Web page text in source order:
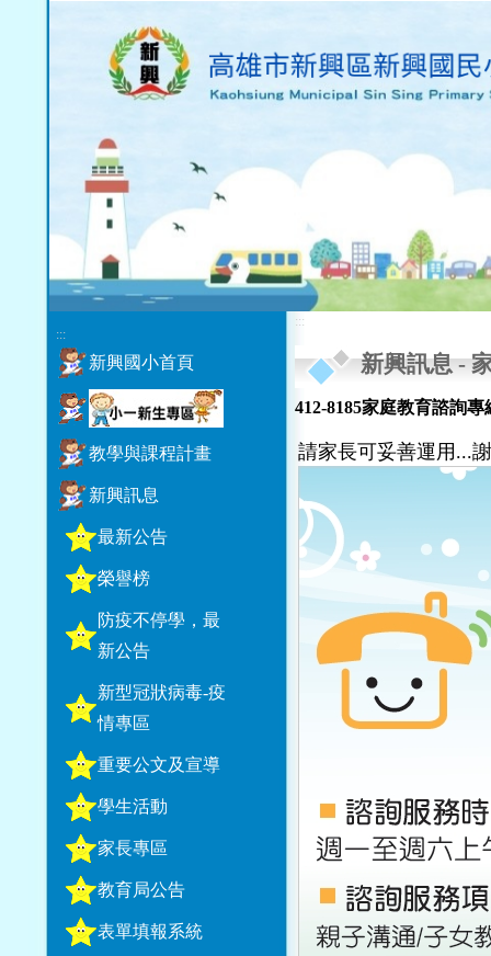
:::
新興國小首頁
教學與課程計畫
新興訊息
最新公告
榮譽榜
防疫不停學，最
新公告
新型冠狀病毒-疫
情專區
重要公文及宣導
學生活動
家長專區
教育局公告
表單填報系統
:::
新興訊息-
412-8185家庭教育諮詢專
請家長可妥善運用...